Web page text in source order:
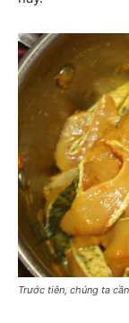
Trước tiên, chúng ta